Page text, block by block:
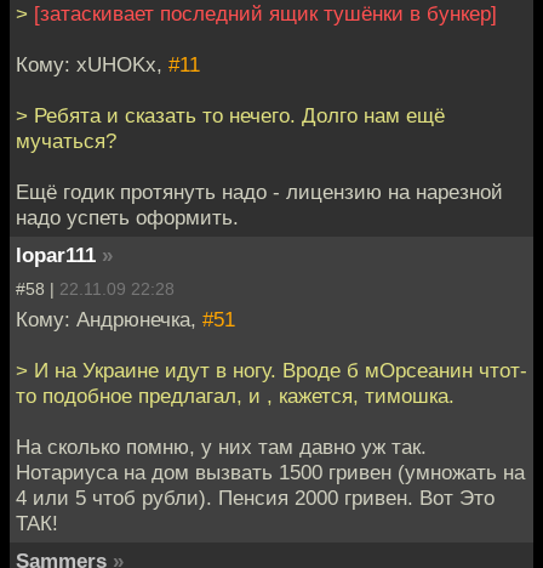
> [затаскивает последний ящик тушёнки в бункер]
Кому: xUHOKx, #11
> Ребята и сказать то нечего. Долго нам ещё
мучаться?
Ещё годик протянуть надо - лицензию на нарезной
надо успеть оформить.
lopar111 »
#58 | 22.11.09 22:28
Кому: Андрюнечка, #51
> И на Украине идут в ногу. Вроде б мОрсеанин чтот-
то подобное предлагал, и , кажется, тимошка.
На сколько помню, у них там давно уж так.
Нотариуса на дом вызвать 1500 гривен (умножать на
4 или 5 чтоб рубли). Пенсия 2000 гривен. Вот Это
ТАК!
Sammers »